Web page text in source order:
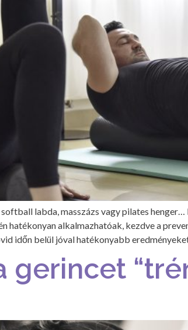
labda, masszázs vagy pilates
hatékonyan alkalmazhatóak, kezdve a
időn belül jóval hatékonyabb
gerincet